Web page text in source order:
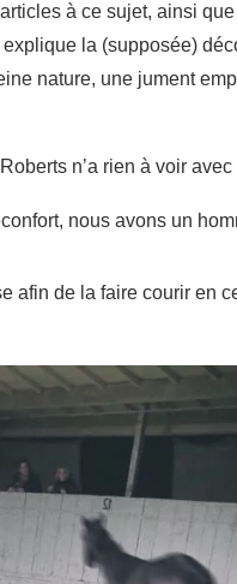
à ce sujet, ainsi
la (supposée)
nature, une jument
n’a rien à voir avec
nous avons un
afin de la faire courir en